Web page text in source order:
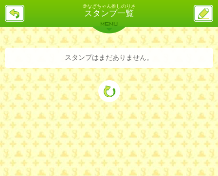
＠なぎちゃん推しのりさ
スタンプ一覧
戻
ス
投
稿
バックナンバー 詳細検索 ランキング
MENU
スタンプはまだありません。